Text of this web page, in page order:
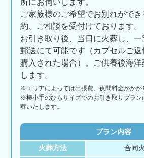
ご家族様のご希望でお別れがで
約、ご相談を受付けております。
お引き取り後、当日に火葬し、一
郵送にて可能です（カプセルご
購入された場合）。ご供養後海
します。
※エリアによっては出張費、夜間料金がかか
※極小手のひらサイズでのお引き取りプラン
葬いたします。
プラン内容
火葬方法 合同